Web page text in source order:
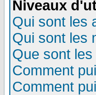
Niveaux
Qui sont les
Qui sont les
Que sont
Comment
Comment